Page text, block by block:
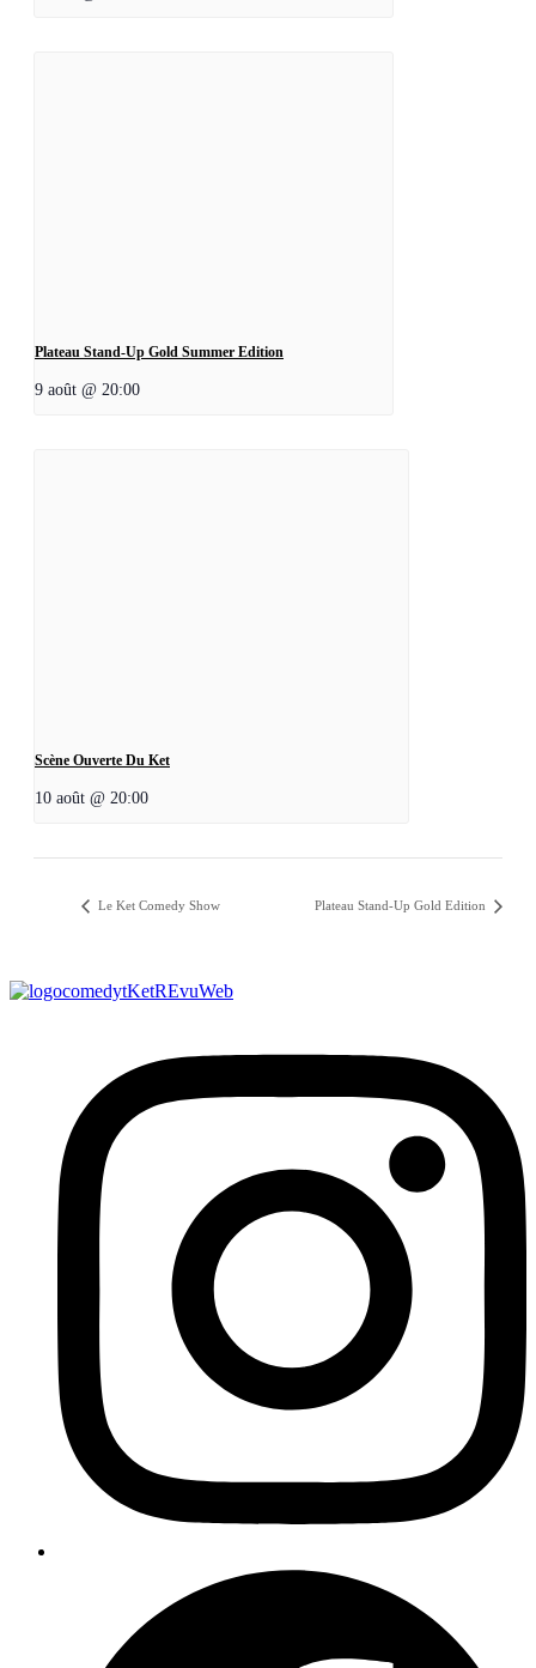
Plateau Stand-Up Gold Summer Edition
9 août @ 20:00
Scène Ouverte Du Ket
10 août @ 20:00
Le Ket Comedy Show Plateau Stand-Up Gold Edition